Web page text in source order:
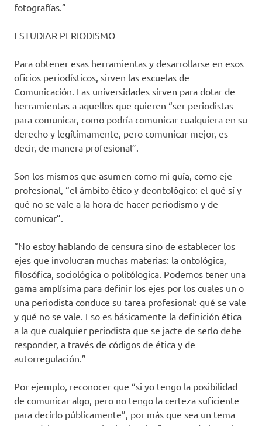
fotografías.”
ESTUDIAR PERIODISMO
Para obtener esas herramientas y desarrollarse en esos
oficios periodísticos, sirven las escuelas de
Comunicación. Las universidades sirven para dotar de
herramientas a aquellos que quieren “ser periodistas
para comunicar, como podría comunicar cualquiera en su
derecho y legítimamente, pero comunicar mejor, es
decir, de manera profesional”.
Son los mismos que asumen como mi guía, como eje
profesional, “el ámbito ético y deontológico: el qué sí y
qué no se vale a la hora de hacer periodismo y de
comunicar”.
“No estoy hablando de censura sino de establecer los
ejes que involucran muchas materias: la ontológica,
filosófica, sociológica o politólogica. Podemos tener una
gama amplísima para definir los ejes por los cuales un o
una periodista conduce su tarea profesional: qué se vale
y qué no se vale. Eso es básicamente la definición ética
a la que cualquier periodista que se jacte de serlo debe
responder, a través de códigos de ética y de
autorregulación.”
Por ejemplo, reconocer que “si yo tengo la posibilidad
de comunicar algo, pero no tengo la certeza suficiente
para decirlo públicamente”, por más que sea un tema